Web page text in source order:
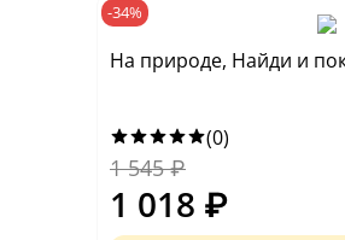
-34%
На природе, Найди и
(0)
1 545₽
1 018 ₽